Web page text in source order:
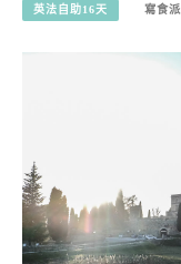
英法自助16天 寫食派